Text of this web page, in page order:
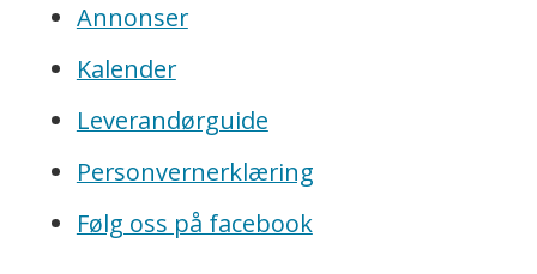
Annonser
Kalender
Leverandørguide
Personvernerklæring
Følg oss på facebook